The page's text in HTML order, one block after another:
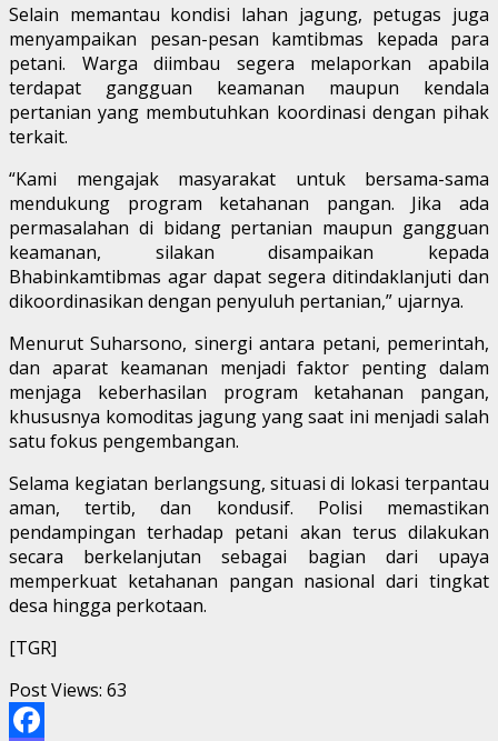
Selain memantau kondisi lahan jagung, petugas juga
menyampaikan pesan-pesan kamtibmas kepada para
petani. Warga diimbau segera melaporkan apabila
terdapat gangguan keamanan maupun kendala
pertanian yang membutuhkan koordinasi dengan pihak
terkait.
“Kami mengajak masyarakat untuk bersama-sama
mendukung program ketahanan pangan. Jika ada
permasalahan di bidang pertanian maupun gangguan
keamanan, silakan disampaikan kepada
Bhabinkamtibmas agar dapat segera ditindaklanjuti dan
dikoordinasikan dengan penyuluh pertanian,” ujarnya.
Menurut Suharsono, sinergi antara petani, pemerintah,
dan aparat keamanan menjadi faktor penting dalam
menjaga keberhasilan program ketahanan pangan,
khususnya komoditas jagung yang saat ini menjadi salah
satu fokus pengembangan.
Selama kegiatan berlangsung, situasi di lokasi terpantau
aman, tertib, dan kondusif. Polisi memastikan
pendampingan terhadap petani akan terus dilakukan
secara berkelanjutan sebagai bagian dari upaya
memperkuat ketahanan pangan nasional dari tingkat
desa hingga perkotaan.
[TGR]
Post Views: 63